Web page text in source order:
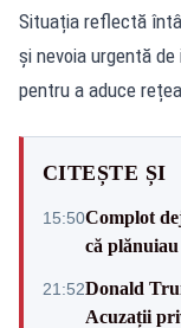
Situația reflectă
și nevoia urgentă
pentru a aduce
CITEȘTE ȘI
15:50Complot
că
21:52Donald
Acuzații